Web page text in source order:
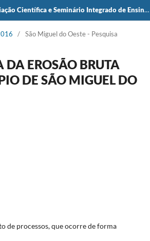
Seminário de Iniciação Científica e Seminário Integrado de Ensino, Pesquisa e Extensão (SIEPE)
/ São Miguel do Oeste - Pesquisa
DA EROSÃO BRUTA
DE SÃO MIGUEL DO
de processos, que ocorre de forma